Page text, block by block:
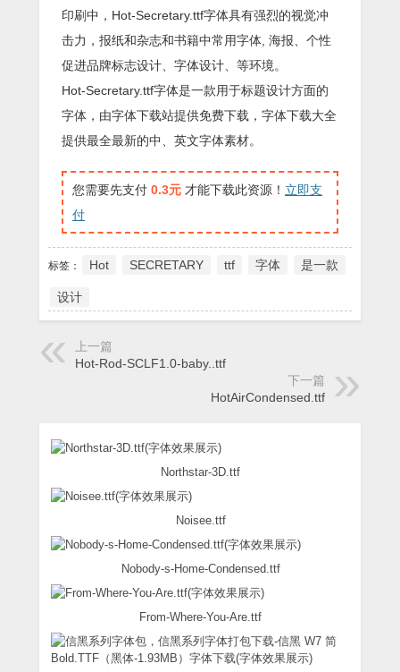
印刷中，Hot-Secretary.ttf字体具有强烈的视觉冲
击力，报纸和杂志和书籍中常用字体, 海报、个性
促进品牌标志设计、字体设计、等环境。
Hot-Secretary.ttf字体是一款用于标题设计方面的
字体，由字体下载站提供免费下载，字体下载大全
提供最全最新的中、英文字体素材。
您需要先支付 0.3元 才能下载此资源！ 立即支
付
标签： Hot SECRETARY ttf 字体 是一款
设计
上一篇
Hot-Rod-SCLF1.0-baby..ttf
下一篇
HotAirCondensed.ttf
Northstar-3D.ttf
Noisee.ttf
Nobody-s-Home-Condensed.ttf
From-Where-You-Are.ttf